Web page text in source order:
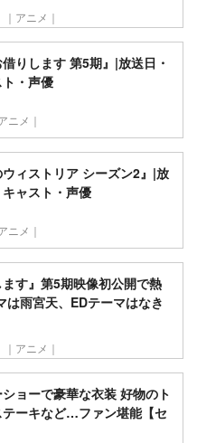
｜アニメ｜
りします 第5期』|放送日・
・声優
ニメ｜
ィストリア シーズン2』|放
ャスト・声優
ニメ｜
ます』第5期映像初公開で熱
は雨宮天、EDテーマはなき
｜アニメ｜
ョーで豪華な衣装 好物のト
テーキなど…ファン堪能【セ